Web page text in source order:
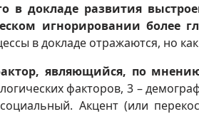
в докладе развития
игнорировании более
в докладе отражаются, но
являющийся, по
факторов, 3 –
Акцент (или